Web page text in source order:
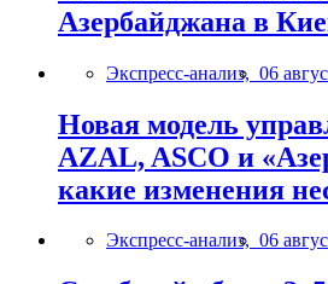
Азербайджана в
Экспресс-анализ, 06
Новая модель
AZAL, ASCO и
какие изменения
Экспресс-анализ, 06